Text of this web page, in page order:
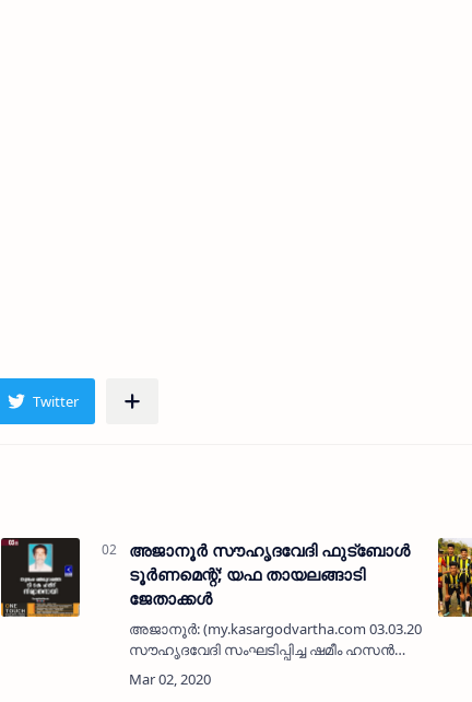
അജാനൂര്‍ സൗഹൃദവേദി ഫുട്‌ബോള്‍
ടൂര്‍ണമെന്റ്; യഫ തായലങ്ങാടി
ജേതാക്കള്‍
അജാനൂര്‍: (my.kasargodvartha.com 03.03.2020)
സൗഹൃദവേദി സംഘടിപ്പിച്ച ഷമീം ഹസന്‍
മെമ്മോറിയല്‍ ട്രോഫിക്കു വേണ്ടിയുള്ള
ഫുട്‌ബോള്‍ ടൂര്‍ണമെന്റില്‍ റെഡ്സ്റ്റാര…